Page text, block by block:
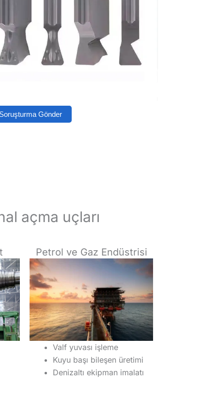
Soruşturma Gönder
açma uçları
Petrol ve Gaz Endüstrisi
Valf yuvası işleme
Kuyu başı bileşen üretimi
Denizaltı ekipman imalatı